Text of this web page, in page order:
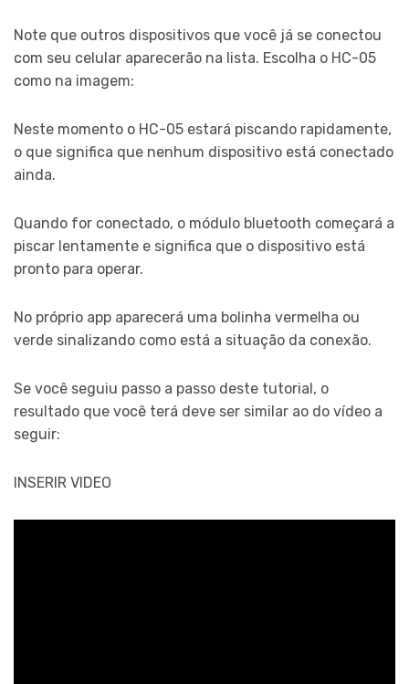
Note que outros dispositivos que você já se conectou
com seu celular aparecerão na lista. Escolha o HC-05
como na imagem:
Neste momento o HC-05 estará piscando rapidamente,
o que significa que nenhum dispositivo está conectado
ainda.
Quando for conectado, o módulo bluetooth começará a
piscar lentamente e significa que o dispositivo está
pronto para operar.
No próprio app aparecerá uma bolinha vermelha ou
verde sinalizando como está a situação da conexão.
Se você seguiu passo a passo deste tutorial, o
resultado que você terá deve ser similar ao do vídeo a
seguir:
INSERIR VIDEO